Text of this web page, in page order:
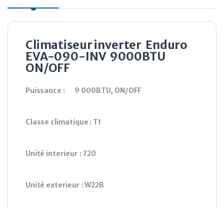
Climatiseur inverter Enduro
EVA-090-INV 9000BTU
ON/OFF
Puissance : 9 000BTU, ON/OFF
Classe climatique : T1
Unité interieur : 720
Unité exterieur :W22B